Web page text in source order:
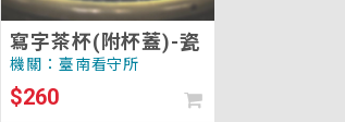
寫字茶杯(附杯蓋)-瓷
機關：臺南看守所
$260